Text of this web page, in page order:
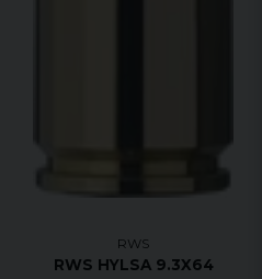
RWS
RWS HYLSA 9.3X64